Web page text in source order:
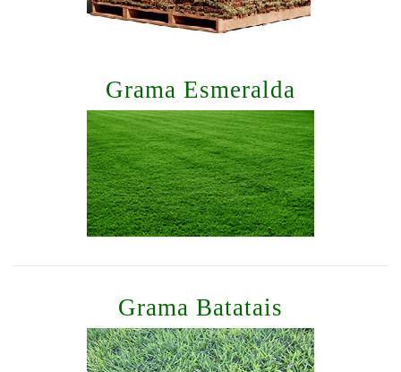
Grama Esmeralda
Grama Batatais